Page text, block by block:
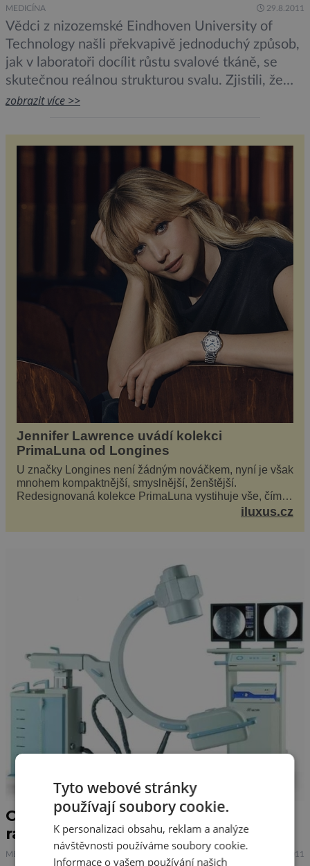
MEDICÍNA 29.8.2011
Vědci z nizozemské Eindhoven University of
Technology našli překvapivě jednoduchý způsob,
jak v laboratoři docílit růstu svalové tkáně, se
skutečnou reálnou strukturou svalu. Zjistili, že
svalové buňky se organizují, pokud jsou
nezbytné, aby byly svaly schopné vyvinout sílu.
automaticky rozdělují a vytváří […]
zobrazit více >>
Jennifer Lawrence uvádí kolekci
PrimaLuna od Longines
U značky Longines není žádným nováčkem, nyní je však
mnohem kompaktnější, smyslnější, ženštější.
Redesignovaná kolekce PrimaLuna vystihuje vše, čím je
značka Longines dnes a čím byla i před sto dvacet...
iluxus.cz
Organismus se dokáže přizpůsobit
radiaci
MEDICÍNA 26.8.2011
Tyto webové stránky
používají soubory cookie.
K personalizaci obsahu, reklam a analýze
návštěvnosti používáme soubory cookie.
Informace o vašem používání našich